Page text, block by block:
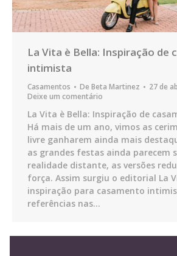
La Vita è Bella: Inspiração de
intimista
Casamentos De Beta Martinez
27 de
Deixe um comentário
La Vita è Bella: Inspiração de
Há mais de um ano, vimos as
livre ganharem ainda mais
as grandes festas ainda parecem
realidade distante, as versões
força. Assim surgiu o editorial La
inspiração para casamento
referências nas…